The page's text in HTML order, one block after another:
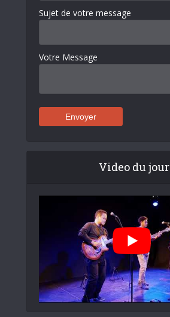
Sujet de votre message
Votre Message
Video du jour